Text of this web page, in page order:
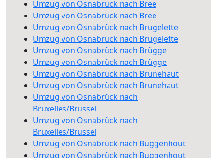
Umzug von Osnabrück nach Bree
Umzug von Osnabrück nach Bree
Umzug von Osnabrück nach Brugelette
Umzug von Osnabrück nach Brugelette
Umzug von Osnabrück nach Brügge
Umzug von Osnabrück nach Brügge
Umzug von Osnabrück nach Brunehaut
Umzug von Osnabrück nach Brunehaut
Umzug von Osnabrück nach
Bruxelles/Brussel
Umzug von Osnabrück nach
Bruxelles/Brussel
Umzug von Osnabrück nach Buggenhout
Umzug von Osnabrück nach Buggenhout